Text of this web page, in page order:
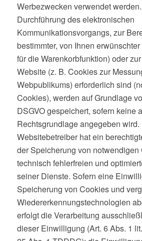
Werbezwecken verwendet
Durchführung des elektronischen
Kommunikationsvorgangs, zur
bestimmter, von Ihnen
für die Warenkorbfunktion) oder
Website (z. B. Cookies zur
Webpublikums) erforderlich sind
Cookies), werden auf Grundlage
DSGVO gespeichert, sofern keine
Rechtsgrundlage angegeben wird.
Websitebetreiber hat ein
der Speicherung von notwendigen
technisch fehlerfreien und
seiner Dienste. Sofern eine
Speicherung von Cookies und
Wiedererkennungstechnologien
erfolgt die Verarbeitung
dieser Einwilligung (Art. 6 Abs. 1